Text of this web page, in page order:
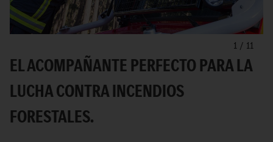
1 / 11
EL ACOMPAÑANTE PERFECTO PARA LA
LUCHA CONTRA INCENDIOS
FORESTALES.